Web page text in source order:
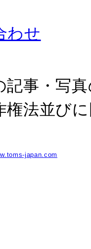
わせ
記事・写
権法並び
japan.com